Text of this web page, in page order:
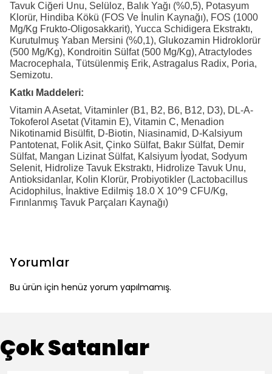
Tavuk Ciğeri Unu, Selüloz, Balık Yağı (%0,5), Potasyum
Klorür, Hindiba Kökü (FOS Ve İnulin Kaynağı), FOS (1000
Mg/Kg Frukto-Oligosakkarit), Yucca Schidigera Ekstraktı,
Kurutulmuş Yaban Mersini (%0,1), Glukozamin Hidroklorür
(500 Mg/Kg), Kondroitin Sülfat (500 Mg/Kg), Atractylodes
Macrocephala, Tütsülenmiş Erik, Astragalus Radix, Poria,
Semizotu.
Katkı Maddeleri:
Vitamin A Asetat, Vitaminler (B1, B2, B6, B12, D3), DL-Α-
Tokoferol Asetat (Vitamin E), Vitamin C, Menadion
Nikotinamid Bisülfit, D-Biotin, Niasinamid, D-Kalsiyum
Pantotenat, Folik Asit, Çinko Sülfat, Bakır Sülfat, Demir
Sülfat, Mangan Lizinat Sülfat, Kalsiyum İyodat, Sodyum
Selenit, Hidrolize Tavuk Ekstraktı, Hidrolize Tavuk Unu,
Antioksidanlar, Kolin Klorür, Probiyotikler (Lactobacillus
Acidophilus, İnaktive Edilmiş 18.0 X 10^9 CFU/Kg,
Fırınlanmış Tavuk Parçaları Kaynağı)
Yorumlar
Bu ürün için henüz yorum yapılmamış.
Çok Satanlar